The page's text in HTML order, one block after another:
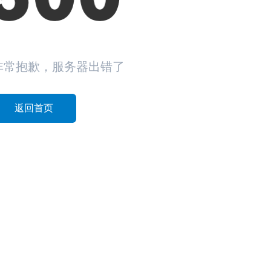
常抱歉，服务器出错了
返回首页